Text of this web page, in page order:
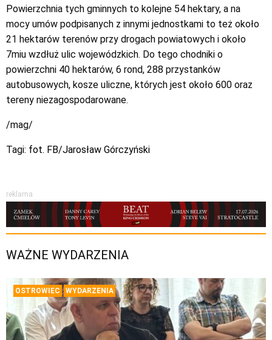
Powierzchnia tych gminnych to kolejne 54 hektary, a na
mocy umów podpisanych z innymi jednostkami to też około
21 hektarów terenów przy drogach powiatowych i około
7miu wzdłuż ulic wojewódzkich. Do tego chodniki o
powierzchni 40 hektarów, 6 rond, 288 przystanków
autobusowych, kosze uliczne, których jest około 600 oraz
tereny niezagospodarowane.
/mag/
Tagi: fot. FB/Jarosław Górczyński
reklama
WAŻNE WYDARZENIA
OSTROWIEC WYDARZENIA